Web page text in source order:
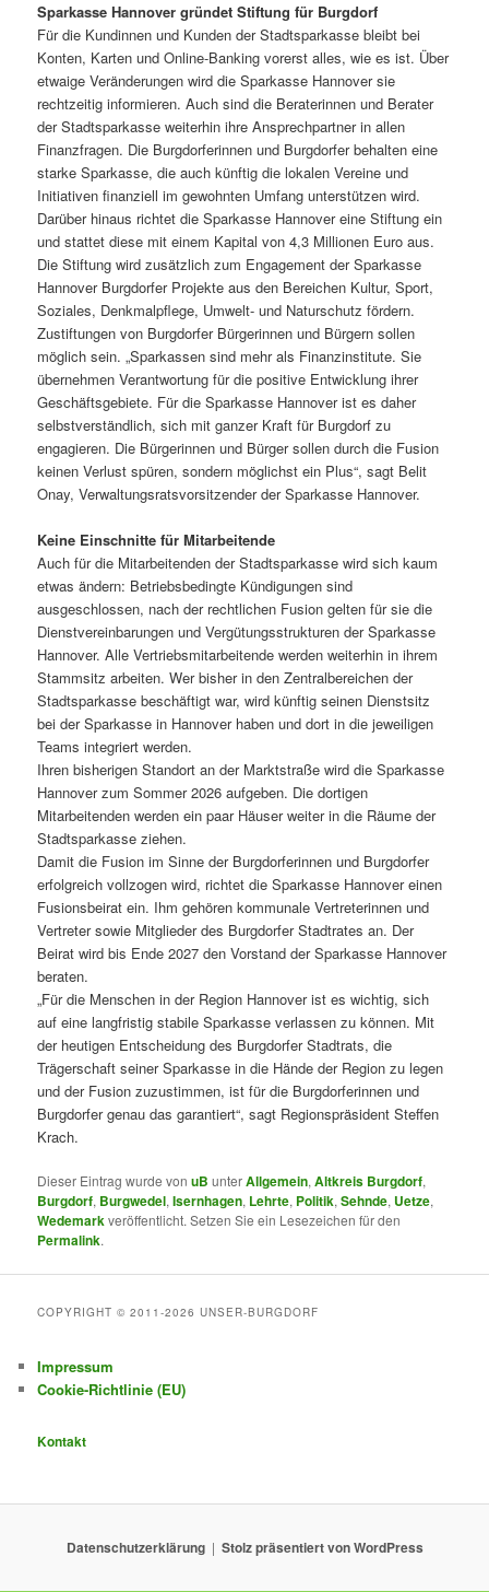
Sparkasse Hannover gründet Stiftung für Burgdorf
Für die Kundinnen und Kunden der Stadtsparkasse bleibt bei
Konten, Karten und Online-Banking vorerst alles, wie es ist. Über
etwaige Veränderungen wird die Sparkasse Hannover sie
rechtzeitig informieren. Auch sind die Beraterinnen und Berater
der Stadtsparkasse weiterhin ihre Ansprechpartner in allen
Finanzfragen. Die Burgdorferinnen und Burgdorfer behalten eine
starke Sparkasse, die auch künftig die lokalen Vereine und
Initiativen finanziell im gewohnten Umfang unterstützen wird.
Darüber hinaus richtet die Sparkasse Hannover eine Stiftung ein
und stattet diese mit einem Kapital von 4,3 Millionen Euro aus.
Die Stiftung wird zusätzlich zum Engagement der Sparkasse
Hannover Burgdorfer Projekte aus den Bereichen Kultur, Sport,
Soziales, Denkmalpflege, Umwelt- und Naturschutz fördern.
Zustiftungen von Burgdorfer Bürgerinnen und Bürgern sollen
möglich sein. „Sparkassen sind mehr als Finanzinstitute. Sie
übernehmen Verantwortung für die positive Entwicklung ihrer
Geschäftsgebiete. Für die Sparkasse Hannover ist es daher
selbstverständlich, sich mit ganzer Kraft für Burgdorf zu
engagieren. Die Bürgerinnen und Bürger sollen durch die Fusion
keinen Verlust spüren, sondern möglichst ein Plus“, sagt Belit
Onay, Verwaltungsratsvorsitzender der Sparkasse Hannover.
Keine Einschnitte für Mitarbeitende
Auch für die Mitarbeitenden der Stadtsparkasse wird sich kaum
etwas ändern: Betriebsbedingte Kündigungen sind
ausgeschlossen, nach der rechtlichen Fusion gelten für sie die
Dienstvereinbarungen und Vergütungsstrukturen der Sparkasse
Hannover. Alle Vertriebsmitarbeitende werden weiterhin in ihrem
Stammsitz arbeiten. Wer bisher in den Zentralbereichen der
Stadtsparkasse beschäftigt war, wird künftig seinen Dienstsitz
bei der Sparkasse in Hannover haben und dort in die jeweiligen
Teams integriert werden.
Ihren bisherigen Standort an der Marktstraße wird die Sparkasse
Hannover zum Sommer 2026 aufgeben. Die dortigen
Mitarbeitenden werden ein paar Häuser weiter in die Räume der
Stadtsparkasse ziehen.
Damit die Fusion im Sinne der Burgdorferinnen und Burgdorfer
erfolgreich vollzogen wird, richtet die Sparkasse Hannover einen
Fusionsbeirat ein. Ihm gehören kommunale Vertreterinnen und
Vertreter sowie Mitglieder des Burgdorfer Stadtrates an. Der
Beirat wird bis Ende 2027 den Vorstand der Sparkasse Hannover
beraten.
„Für die Menschen in der Region Hannover ist es wichtig, sich
auf eine langfristig stabile Sparkasse verlassen zu können. Mit
der heutigen Entscheidung des Burgdorfer Stadtrats, die
Trägerschaft seiner Sparkasse in die Hände der Region zu legen
und der Fusion zuzustimmen, ist für die Burgdorferinnen und
Burgdorfer genau das garantiert“, sagt Regionspräsident Steffen
Krach.
Dieser Eintrag wurde vonuB unterAllgemein,Altkreis Burgdorf,
Burgdorf, Burgwedel,Isernhagen, Lehrte, Politik,Sehnde, Uetze,
Wedemarkveröffentlicht. Setzen Sie ein Lesezeichen für den
Permalink.
COPYRIGHT © 2011-2026 UNSER-BURGDORF
Impressum
Cookie-Richtlinie (EU)
Kontakt
Datenschutzerklärung Stolz präsentiert von WordPress